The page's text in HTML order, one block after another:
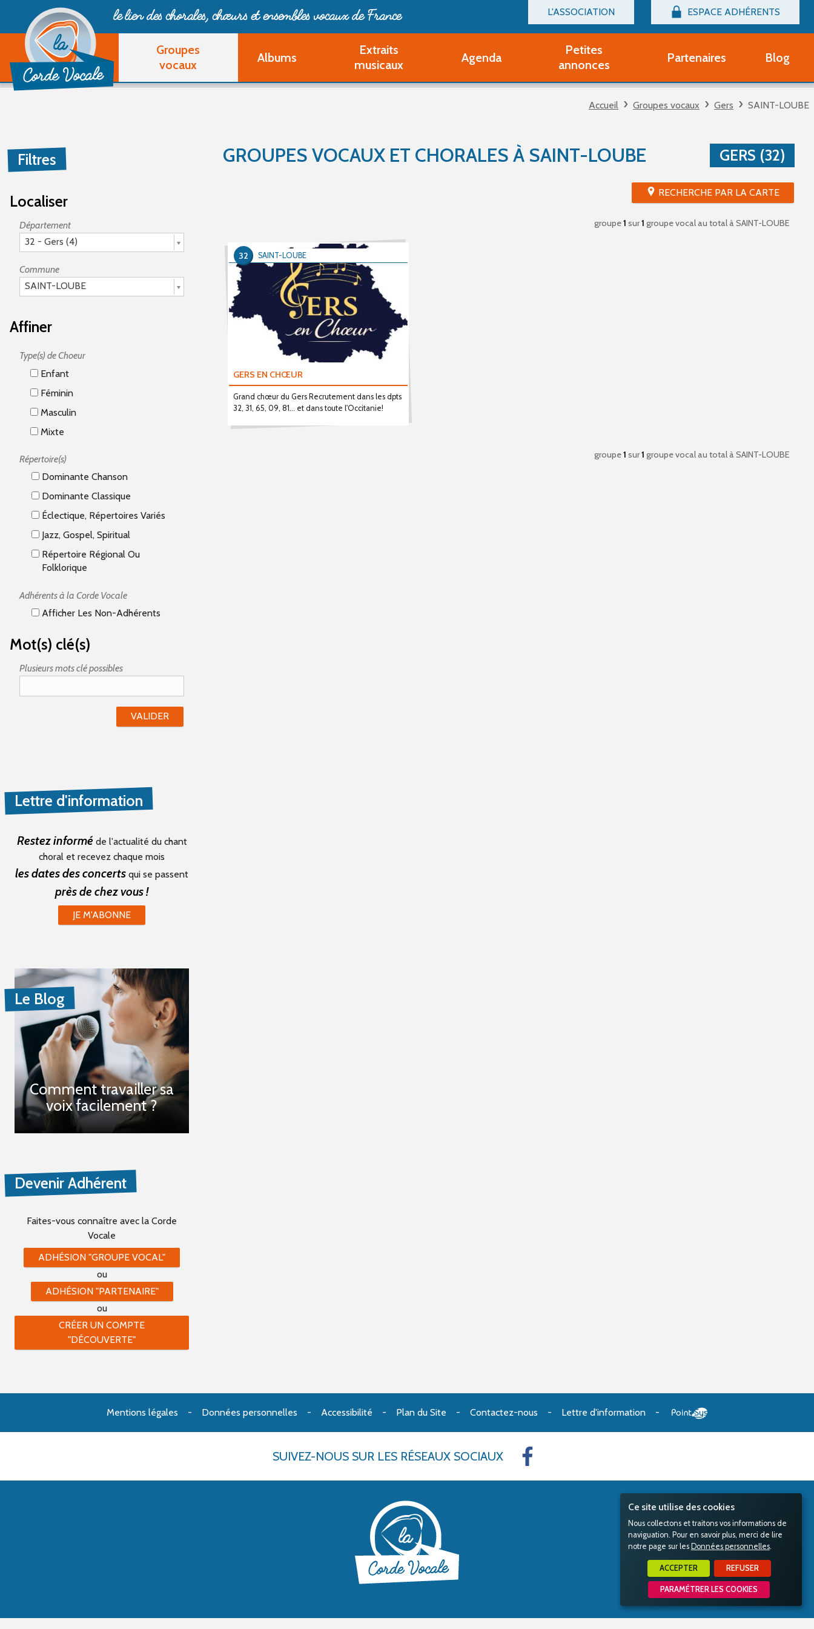
Ce site utilise des cookies
Nous collectons et traitons vos informations de
naviguation. Pour en savoir plus, merci de lire
notre page sur les Données personnelles.
ACCEPTER REFUSER
PARAMÉTRER LES COOKIES
L'ASSOCIATION
Billetterie
Devenir adhérent Groupe Vocal
Devenir adhérent Partenaire
Ouvrir un compte Découverte
ESPACE ADHÉRENTS
Connexion
le lien des chorales, chœurset ensembles vocaux de France
Groupes
vocaux
Albums
Extraits
musicaux
Agenda
Petites
annonces
Partitions d'occasion
Partenaires Blog
Accueil Groupes vocaux Gers SAINT-LOUBE
Filtres
Localiser
Département
32 - Gers (4)
Commune
SAINT-LOUBE
Affiner
Type(s) de Choeur
Enfant
Féminin
Masculin
Mixte
Répertoire(s)
Dominante Chanson
Dominante Classique
Éclectique, Répertoires Variés
Jazz, Gospel, Spiritual
Répertoire Régional Ou
Folklorique
Adhérents à la Corde Vocale
Afficher Les Non-Adhérents
Mot(s) clé(s)
Plusieurs mots clé possibles
GROUPES VOCAUX ET CHORALES À SAINT-LOUBE GERS (32)
RECHERCHE PAR LA CARTE
groupe1 sur1 groupe vocal au totalà SAINT-LOUBE
GERS EN CHŒUR
Grand chœur du Gers Recrutement dans les dpts
32, 31, 65, 09, 81... et dans toute l'Occitanie!
SAINT-LOUBE
32
groupe1 sur1 groupe vocal au totalà SAINT-LOUBE
Lettre d'information
Restez informé de l'actualité du chant
choral et recevez chaque mois
les dates des concerts qui se passent
près de chez vous !
JE M'ABONNE
Le Blog
Comment travailler sa
voix facilement ?
Devenir Adhérent
Faites-vous connaître avec la Corde
Vocale
ADHÉSION "GROUPE VOCAL"
ou
ADHÉSION "PARTENAIRE"
ou
CRÉER UN COMPTE
"DÉCOUVERTE"
Mentions légales Données personnelles Accessibilité Plan du Site Contactez-nous Lettre d'information
SUIVEZ-NOUS SUR LES RÉSEAUX SOCIAUX